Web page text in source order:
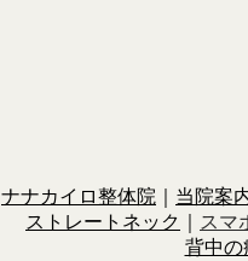
ナナカイロ整体院 当院案
ストレートネック
スマ
背中の